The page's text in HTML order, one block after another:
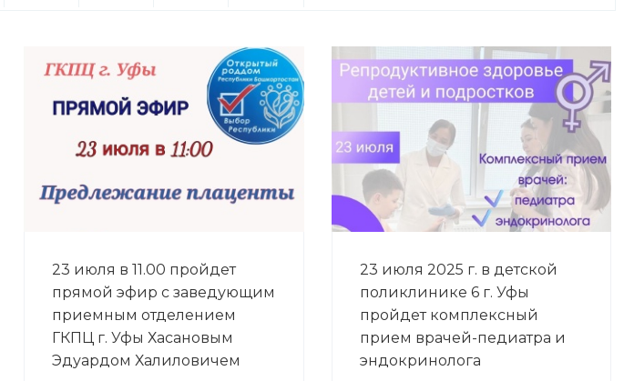
23 июля в 11.00 пройдет
прямой эфир с заведующим
приемным отделением
ГКПЦ г. Уфы Хасановым
Эдуардом Халиловичем
23 июля 2025 г. в детской
поликлинике 6 г. Уфы
пройдет комплексный
прием врачей-педиатра и
эндокринолога